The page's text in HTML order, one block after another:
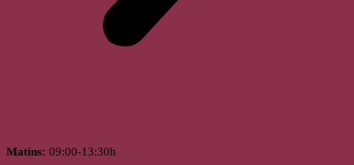
Matins: 09:00-13:30h